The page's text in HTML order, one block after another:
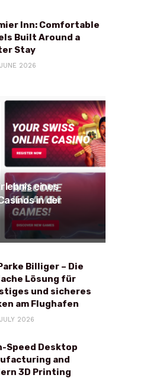
Inn: Comfortable
Built Around a
Stay
2026
eines
in der
Billiger – Die
Lösung für
und sicheres
am Flughafen
2026
Speed Desktop
and
3D Printing